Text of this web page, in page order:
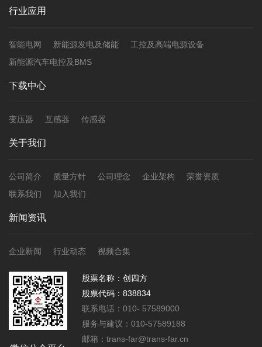
行业应用
智能电网 新能源发电及储能
工控及高端电源设备
新能源汽车电控及BMS
下载中心
变压器 互感器 传感器
关于我们
公司简介 质量方针 公司理念 企业架构
荣誉资质
联系我们
加入我们
新闻资讯
企业新闻 行业动态 视频合集
股票名称：创四方
股票代码：838834
联系电话：010- 57589000
服务与建议：010-57589188
邮箱：trans-far@trans-far.cn